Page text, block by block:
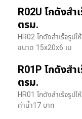
R02U โกดังสำ
ตรม.
HR02 โกดังสำเร็จรูป
ขนาด 15x20x6 เม
R01P โกดังสำ
ตรม.
HR01 โกดังสำเร็จรู
ค่าน้ำ17 บาท